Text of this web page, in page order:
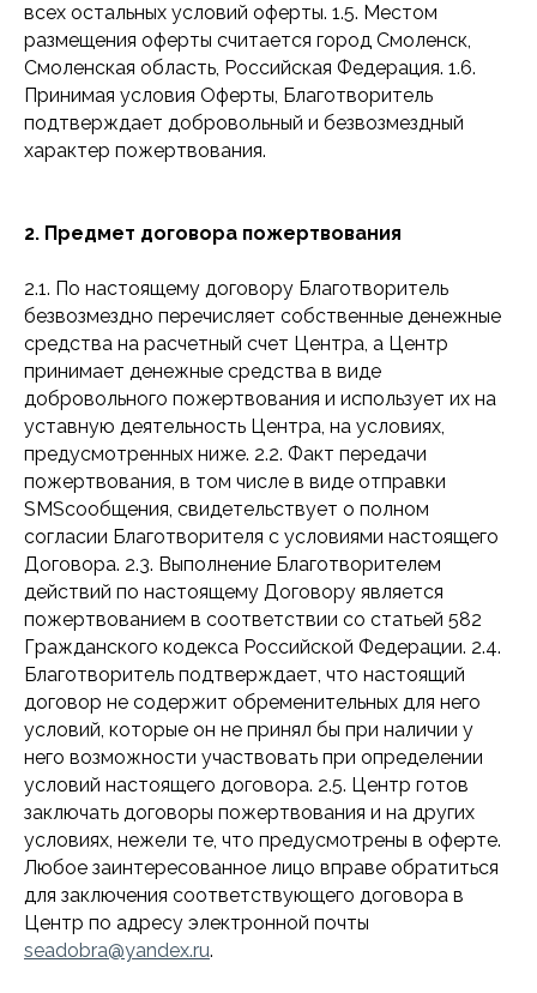
всех остальных условий оферты. 1.5. Местом
размещения оферты считается город Смоленск,
Смоленская область, Российская Федерация. 1.6.
Принимая условия Оферты, Благотворитель
подтверждает добровольный и безвозмездный
характер пожертвования.
2. Предмет договора пожертвования
2.1. По настоящему договору Благотворитель
безвозмездно перечисляет собственные денежные
средства на расчетный счет Центра, а Центр
принимает денежные средства в виде
добровольного пожертвования и использует их на
уставную деятельность Центра, на условиях,
предусмотренных ниже. 2.2. Факт передачи
пожертвования, в том числе в виде отправки
SMSсообщения, свидетельствует о полном
согласии Благотворителя с условиями настоящего
Договора. 2.3. Выполнение Благотворителем
действий по настоящему Договору является
пожертвованием в соответствии со статьей 582
Гражданского кодекса Российской Федерации. 2.4.
Благотворитель подтверждает, что настоящий
договор не содержит обременительных для него
условий, которые он не принял бы при наличии у
него возможности участвовать при определении
условий настоящего договора. 2.5. Центр готов
заключать договоры пожертвования и на других
условиях, нежели те, что предусмотрены в оферте.
Любое заинтересованное лицо вправе обратиться
для заключения соответствующего договора в
Центр по адресу электронной почты
seadobra@yandex.ru.